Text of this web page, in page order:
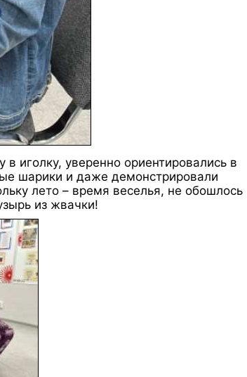
иголку, уверенно ориентировались в
шарики и даже демонстрировали
лето – время веселья, не обошлось
из жвачки!